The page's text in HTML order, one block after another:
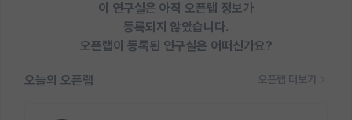
이 연구실은 아직 오픈랩 정보가
등록되지 않았습니다.
오픈랩이 등록된 연구실은 어떠신가요?
오늘의 오픈랩 오픈랩 더보기